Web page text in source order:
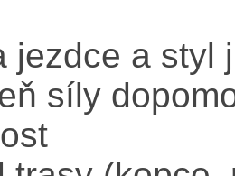
jezdce a styl
síly